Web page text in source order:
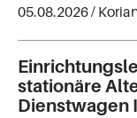
05.08.2026 /
stationäre
Dienstwagen